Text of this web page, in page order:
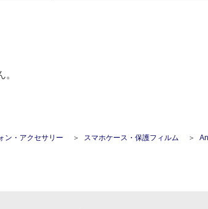
ン・アクセサリー スマホケース・保護フィルム